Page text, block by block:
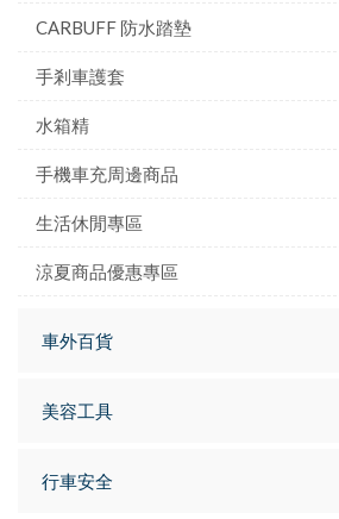
CARBUFF 防水踏墊
手剎車護套
水箱精
手機車充周邊商品
生活休閒專區
涼夏商品優惠專區
車外百貨
美容工具
行車安全